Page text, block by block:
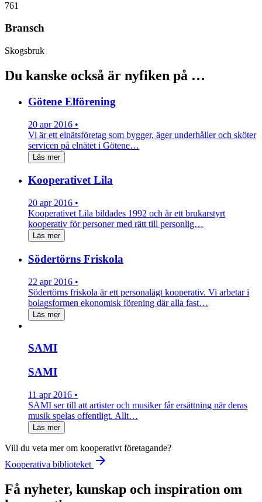
761
Bransch
Skogsbruk
Du kanske också är nyfiken på …
Götene Elförening
20 apr 2016 •
Vi är ett elnätsföretag som bygger, äger underhåller och sköter
servicen på elnätet i Götene…
Läs mer
Kooperativet Lila
20 apr 2016 •
Kooperativet Lila bildades 1992 och är ett brukarstyrt
kooperativ för personer med rätt till personlig…
Läs mer
Södertörns Friskola
22 apr 2016 •
Södertörns friskola är ett personalägt kooperativ. Vi arbetar i
bolagsformen ekonomisk förening där alla fast…
Läs mer
SAMI
SAMI
11 apr 2016 •
SAMI ser till att artister och musiker får ersättning när deras
musik spelas offentligt. Allt…
Läs mer
Vill du veta mer om kooperativt företagande?
Kooperativa biblioteket arrow_forward
Få nyheter, kunskap och inspiration om